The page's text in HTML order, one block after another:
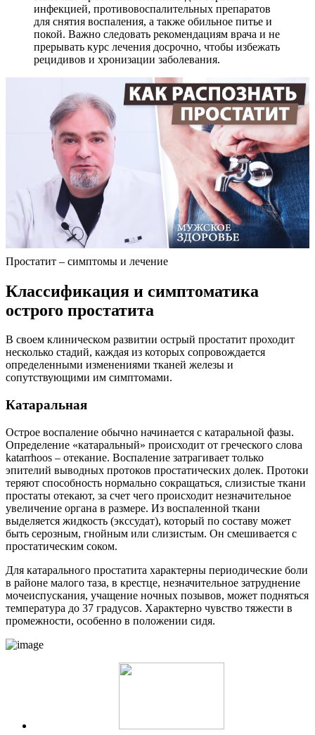
инфекцией, противовоспалительных препаратов
для снятия воспаления, а также обильное питье и
покой. Важно следовать рекомендациям врача и не
прерывать курс лечения досрочно, чтобы избежать
рецидивов и хронизации заболевания.
Простатит – симптомы и лечение
Классификация и симптоматика
острого простатита
В своем клиническом развитии острый простатит проходит
несколько стадий, каждая из которых сопровождается
определенными изменениями тканей железы и
сопутствующими им симптомами.
Катаральная
Острое воспаление обычно начинается с катаральной фазы.
Определение «катаральный» происходит от греческого слова
katarrhoos – отекание. Воспаление затрагивает только
эпителий выводных протоков простатических долек. Протоки
теряют способность нормально сокращаться, слизистые ткани
простаты отекают, за счет чего происходит незначительное
увеличение органа в размере. Из воспаленной ткани
выделяется жидкость (экссудат), который по составу может
быть серозным, гнойным или слизистым. Он смешивается с
простатическим соком.
Для катарального простатита характерны периодические боли
в районе малого таза, в крестце, незначительное затруднение
мочеиспускания, учащение ночных позывов, может подняться
температура до 37 градусов. Характерно чувство тяжести в
промежности, особенно в положении сидя.